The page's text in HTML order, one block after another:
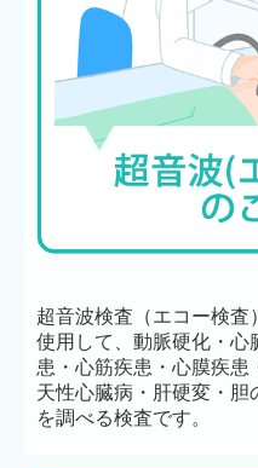
超音波検査（エコー検査
使用して、動脈硬化・心
患・心筋疾患・心膜疾
天性心臓病・肝硬変・
を調べる検査です。